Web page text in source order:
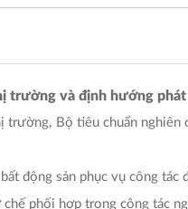
trường và định hướng phát
Bộ tiêu chuẩn nghiên
động sản phục vụ công tác
chế phối hợp trong công tác